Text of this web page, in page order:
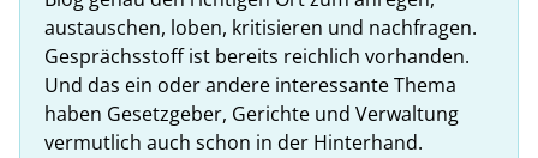
austauschen, loben, kritisieren und nachfragen.
Gesprächsstoff ist bereits reichlich vorhanden.
Und das ein oder andere interessante Thema
haben Gesetzgeber, Gerichte und Verwaltung
vermutlich auch schon in der Hinterhand.